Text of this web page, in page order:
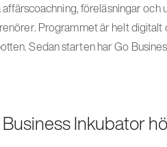
föreläsningar
Programmet är helt digitalt
Sedan starten har Go
Inkubator